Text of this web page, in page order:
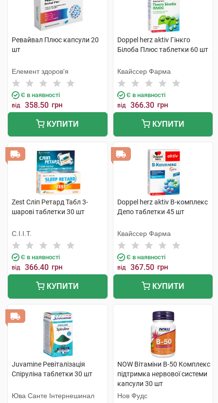
Ревайвал Плюс капсули 20
шт
Елемент здоров'я
Є в наявності
від 358.50 грн
КУПИТИ
Doppel herz aktiv Гінкго
Білоба Плюс таблетки 60 шт
Квайссер Фарма
Є в наявності
від 366.30 грн
КУПИТИ
Zest Сліп Ретард Табл 3-
шарові таблетки 30 шт
С.І.І.Т.
Є в наявності
від 366.40 грн
КУПИТИ
Doppel herz aktiv В-комплекс
Депо таблетки 45 шт
Квайссер Фарма
Є в наявності
від 367.50 грн
КУПИТИ
Juvamine Ревіталізація
Спіруліна таблетки 30 шт
Юва Санте Інтернешинал
NOW Вітаміни В-50 Комплекс
підтримка нервової системи
капсули 30 шт
Нов Фудс